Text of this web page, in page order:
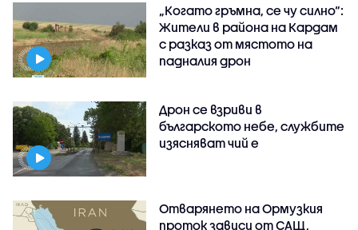
„Когато гръмна, се чу силно“:
Жители в района на Кардам
с разказ от мястото на
падналия дрон
Дрон се взриви в
българското небе, службите
изясняват чий е
Отварянето на Ормузкия
проток зависи от САЩ,